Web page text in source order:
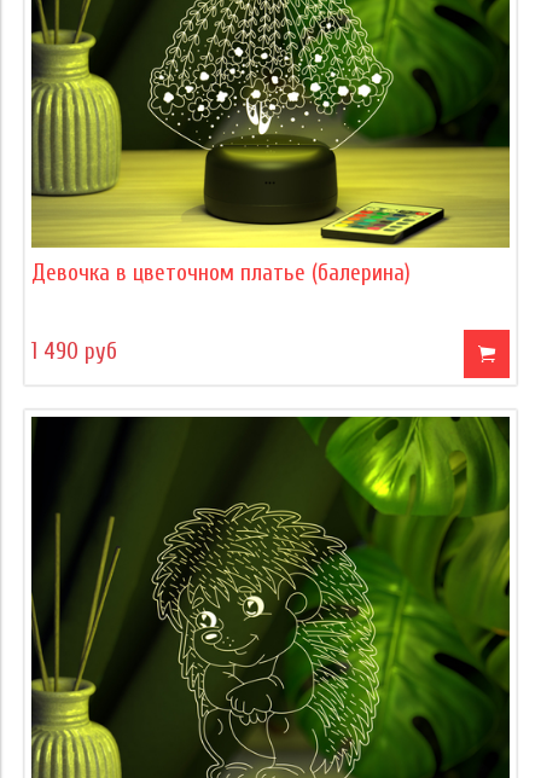
Девочка в цветочном платье (балерина)
1 490 руб